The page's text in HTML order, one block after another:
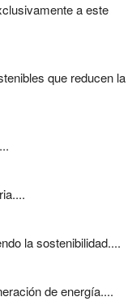
a este
que reducen la
la sostenibilidad....
de energía....